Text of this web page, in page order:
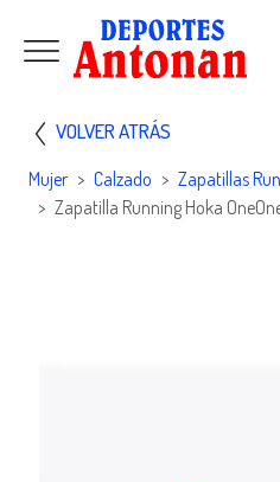
VOLVER ATRÁS
Mujer Calzado
Zapatillas
Zapatilla Running Hoka